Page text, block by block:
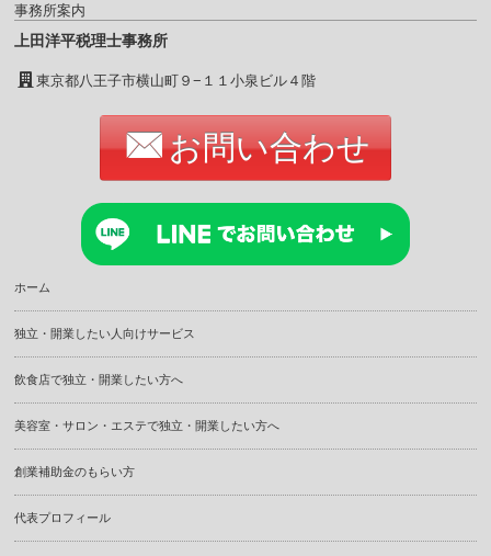
事務所案内
上田洋平税理士事務所
東京都八王子市横山町９−１１小泉ビル４階
お問い合わせ
ホーム
独立・開業したい人向けサービス
飲食店で独立・開業したい方へ
美容室・サロン・エステで独立・開業したい方へ
創業補助金のもらい方
代表プロフィール